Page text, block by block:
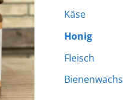
Käse
Honig
Fleisch
Bienenwachs